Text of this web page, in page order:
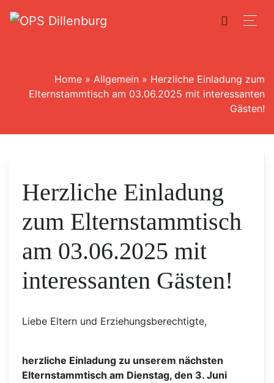
Home » Allgemein » Herzliche Einladung zum
Elternstammtisch am 03.06.2025 mit interessanten
Gästen!
Herzliche Einladung
zum Elternstammtisch
am 03.06.2025 mit
interessanten Gästen!
Liebe Eltern und Erziehungsberechtigte,
herzliche Einladung zu unserem nächsten
Elternstammtisch am Dienstag, den 3. Juni